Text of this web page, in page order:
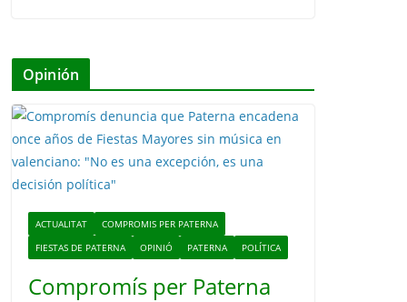
Opinión
ACTUALITAT
COMPROMIS PER PATERNA
FIESTAS DE PATERNA
OPINIÓ PATERNA POLÍTICA
Compromís per Paterna